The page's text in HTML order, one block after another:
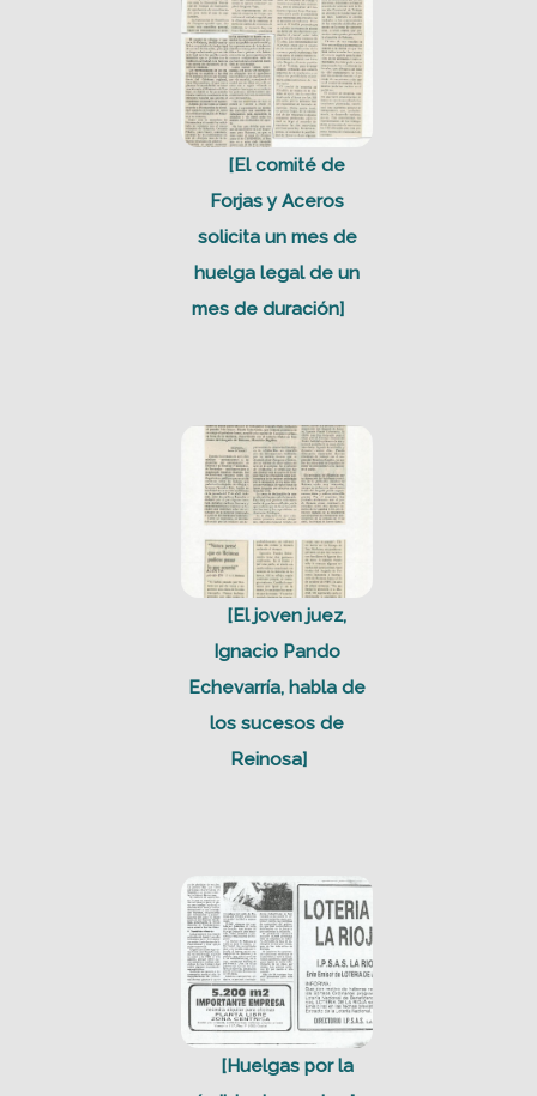
[El comité de
Forjas y Aceros
solicita un mes de
huelga legal de un
mes de duración]
[El joven juez,
Ignacio Pando
Echevarría, habla de
los sucesos de
Reinosa]
[Huelgas por la